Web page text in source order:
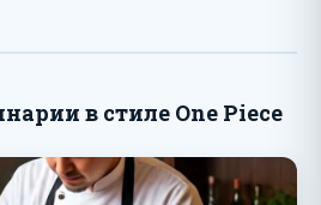
в стиле One Piece